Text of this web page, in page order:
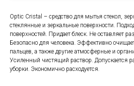
Optic Cristal – средство для мытья стекол,
стеклянные и зеркальные поверхности.
поверхностей. Придает блеск. Не оставляет
Безопасно для человека. Эффективно
пальцев, а также другие атмосферные и
Усиленный чистящий раствор. Допускается
уборки. Экономично расходуется.